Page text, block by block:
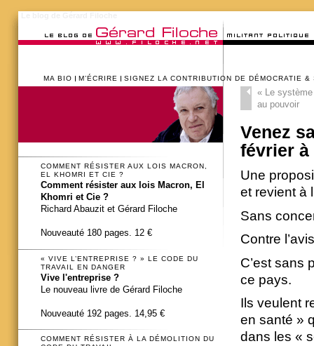
MA BIO M’ÉCRIRE SIGNEZ LA CONTRIBUTION DE DÉMOCRATIE &
«Le système
au pouvoir
Venez
février à
Une
et revient à
Sans
Contre
C’est sans
ce pays.
Ils veulent
en santé »
dans les «
COMMENT RÉSISTER AUX LOIS MACRON,
EL KHOMRI ET CIE ?
Comment résister aux lois Macron, El
Khomri et Cie ?
Richard Abauzit et Gérard Filoche
Nouveauté 180 pages. 12 €
« VIVE L’ENTREPRISE ? » LE CODE DU
TRAVAIL EN DANGER
Vive l'entreprise ?
Le nouveau livre de Gérard Filoche
Nouveauté 192 pages. 14,95 €
COMMENT RÉSISTER À LA DÉMOLITION DU